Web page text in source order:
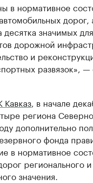
в нормативное
дорог,
десятка значимых для
дорожной
и
развязок», —
, в начале
региона
дополнительно
фонда
в нормативное
регионального и
значения.